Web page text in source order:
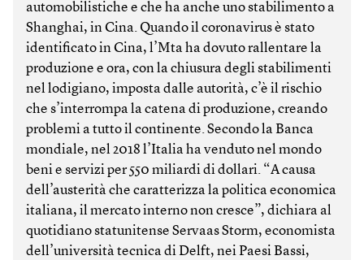
automobilistiche e che ha anche uno stabilimento a
Shanghai, in Cina. Quando il coronavirus è stato
identificato in Cina, l’Mta ha dovuto rallentare la
produzione e ora, con la chiusura degli stabilimenti
nel lodigiano, imposta dalle autorità, c’è il rischio
che s’interrompa la catena di produzione, creando
problemi a tutto il continente. Secondo la Banca
mondiale, nel 2018 l’Italia ha venduto nel mondo
beni e servizi per 550 miliardi di dollari. “A causa
dell’austerità che caratterizza la politica economica
italiana, il mercato interno non cresce”, dichiara al
quotidiano statunitense Servaas Storm, economista
dell’università tecnica di Delft, nei Paesi Bassi,